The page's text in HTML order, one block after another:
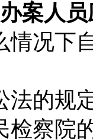
案人
情况下
的规定
检察院